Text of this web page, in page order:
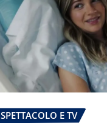
SPETTACOLO E TV